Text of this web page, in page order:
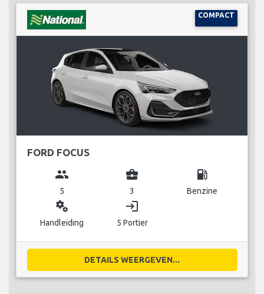
COMPACT
FORD FOCUS
group
5
business_center
3
local_gas_station
Benzine
miscellaneous_services
Handleiding
login
5 Portier
DETAILS WEERGEVEN...